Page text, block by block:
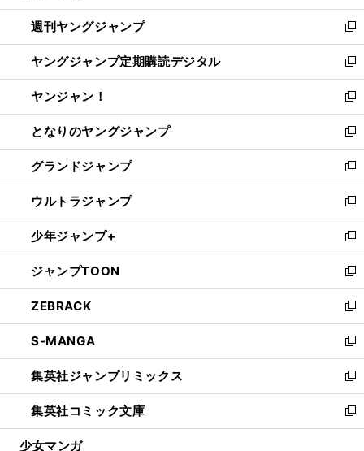
開
く
ウ
で
開
く
ン
ド
ウ
で
開
く
ウ
ィ
ン
ド
ウ
で
開
く
週刊ヤングジャンプ
新
し
い
ウ
ィ
ン
ド
ウ
で
開
く
ヤングジャンプ定期購読デジタル
新
し
い
ウ
ィ
ン
ド
ウ
で
開
く
ヤンジャン！
新
し
い
ウ
ィ
ン
ド
ウ
で
開
く
となりのヤングジャンプ
新
し
い
ウ
ィ
ン
ド
ウ
で
開
く
グランドジャンプ
新
し
い
ウ
ィ
ン
ド
ウ
で
開
く
ウルトラジャンプ
新
し
い
ウ
ィ
ン
ド
ウ
で
開
く
少年ジャンプ+
新
し
い
ウ
ィ
ン
ド
ウ
で
開
く
ジャンプTOON
新
し
い
ウ
ィ
ン
ド
ウ
で
開
ZEBRACK
新
し
い
ウ
ィ
ン
ド
ウ
S-MANGA
新
し
い
ウ
ィ
ン
集英社ジャンプリミックス
新
し
い
ウ
集英社コミック文庫
新
し
少女マンガ